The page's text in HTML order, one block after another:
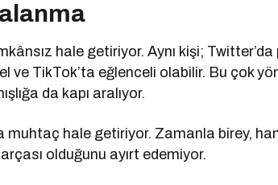
hale getiriyor. Aynı kişi;
ve TikTok’ta eğlenceli olabilir. Bu çok
da kapı aralıyor.
muhtaç hale getiriyor. Zamanla birey,
olduğunu ayırt edemiyor.